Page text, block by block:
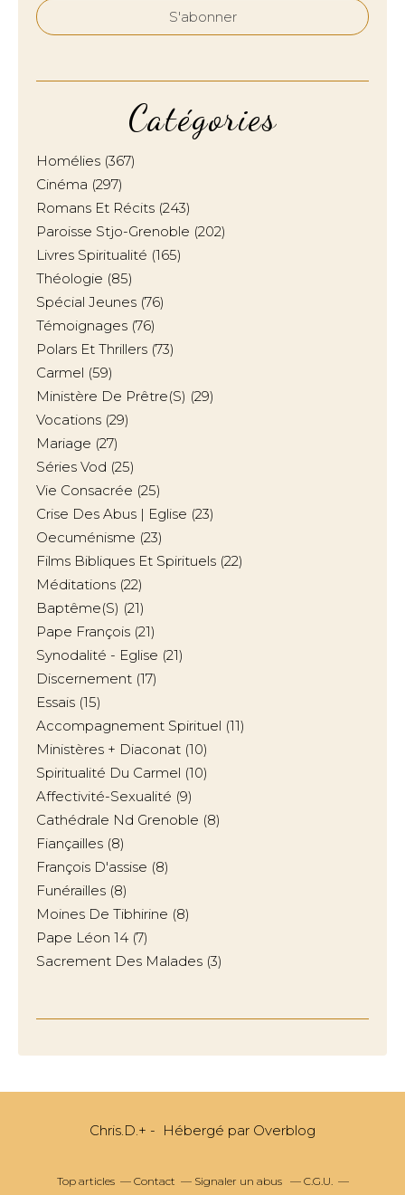
Catégories
Homélies (367)
Cinéma (297)
Romans Et Récits (243)
Paroisse Stjo-Grenoble (202)
Livres Spiritualité (165)
Théologie (85)
Spécial Jeunes (76)
Témoignages (76)
Polars Et Thrillers (73)
Carmel (59)
Ministère De Prêtre(s) (29)
Vocations (29)
Mariage (27)
Séries Vod (25)
Vie Consacrée (25)
Crise Des Abus | Eglise (23)
Oecuménisme (23)
Films Bibliques Et Spirituels (22)
Méditations (22)
Baptême(s) (21)
Pape François (21)
Synodalité - Eglise (21)
Discernement (17)
Essais (15)
Accompagnement Spirituel (11)
Ministères + Diaconat (10)
Spiritualité Du Carmel (10)
Affectivité-Sexualité (9)
Cathédrale Nd Grenoble (8)
Fiançailles (8)
François D'assise (8)
Funérailles (8)
Moines De Tibhirine (8)
Pape Léon 14 (7)
Sacrement Des Malades (3)
Chris.D.+ - Hébergé par Overblog
Top articles Contact Signaler un abus C.G.U.